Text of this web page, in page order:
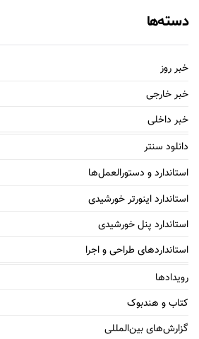
دسته‌ها
خبر روز
خبر خارجی
خبر داخلی
دانلود سنتر
استاندارد و دستورالعمل‌ها
استاندارد اینورتر خورشیدی
استاندارد پنل خورشیدی
استانداردهای طراحی و اجرا
رویدادها
کتاب و هندبوک
گزارش‌های بین‌المللی